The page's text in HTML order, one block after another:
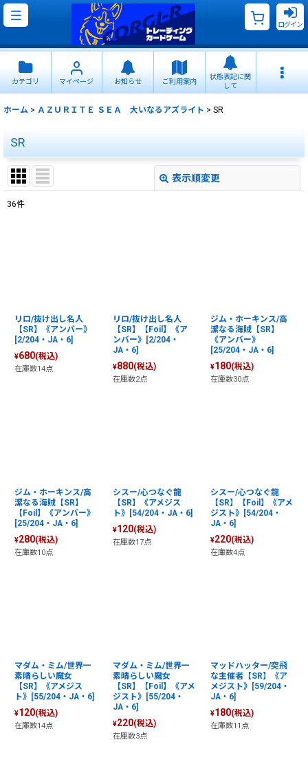
ログイン
カテゴリ マイページ お知らせ ご利用案内
状態表記に関
して
ホーム > ＡＺＵＲＩＴＥ ＳＥＡ 大いなるアズライト > SR
SR
表示順変更
36件
リロ/抜け出し名人
【SR】《アンバー》
[2/204・JA・6]
¥680(税込)
在庫数14点
リロ/抜け出し名人
【SR】【Foil】《ア
ンバー》[2/204・
JA・6]
¥880(税込)
在庫数2点
ジム・ホーキンス/高
潔なる海賊【SR】
《アンバー》
[25/204・JA・6]
¥180(税込)
在庫数30点
ジム・ホーキンス/高
潔なる海賊【SR】
【Foil】《アンバー》
[25/204・JA・6]
¥280(税込)
在庫数10点
シスー/心つなぐ龍
【SR】《アメジス
ト》[54/204・JA・6]
¥120(税込)
在庫数17点
シスー/心つなぐ龍
【SR】【Foil】《アメ
ジスト》[54/204・
JA・6]
¥220(税込)
在庫数4点
マダム・ミム/世界一
素晴らしい魔女
【SR】《アメジス
ト》[55/204・JA・6]
¥120(税込)
在庫数14点
マダム・ミム/世界一
素晴らしい魔女
【SR】【Foil】《アメ
ジスト》[55/204・
JA・6]
¥220(税込)
在庫数3点
マッドハッター/突飛
な主催者【SR】《ア
メジスト》[59/204・
JA・6]
¥180(税込)
在庫数11点